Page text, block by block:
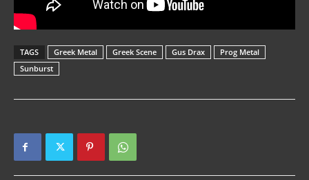
TAGS Greek Metal Greek Scene Gus Drax
Prog Metal
Sunburst